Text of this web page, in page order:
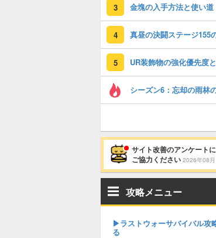
3 金塊の入手方法と使い道
4 真昼の決闘ステージ155
5
サイト改善のアンケートに
ご協力ください 2026年08月
攻略メニュー
▶︎ラストウォーサバイバル攻
る